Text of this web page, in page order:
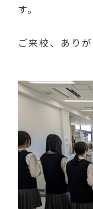
す。
ご来校、あり